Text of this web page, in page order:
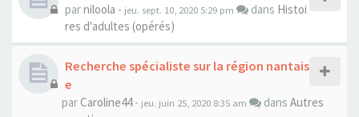
parniloola - jeu. sept. 10, 2020 5:29 pm dans Histoi
res d'adultes (opérés)
Recherche spécialiste sur la région nantais
e
par Caroline44- jeu. juin 25, 2020 8:35 am dans Autres